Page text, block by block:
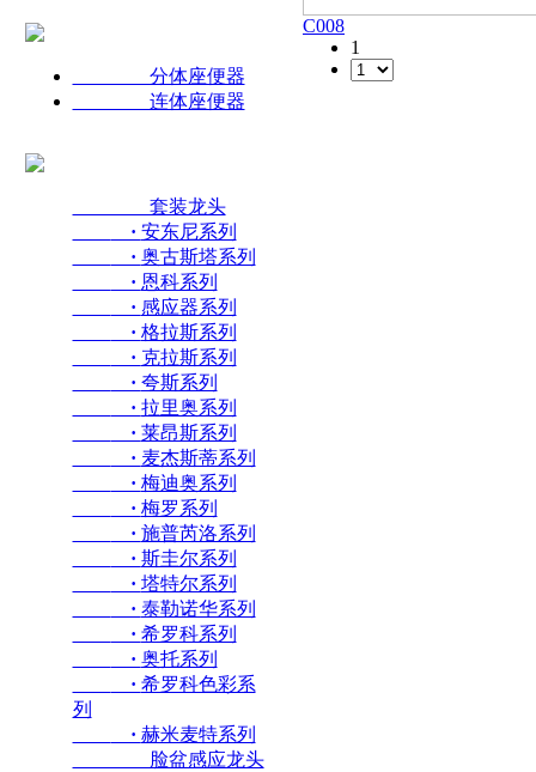
分体座便器
连体座便器
套装龙头
· 安东尼系列
· 奥古斯塔系列
· 恩科系列
· 感应器系列
· 格拉斯系列
· 克拉斯系列
· 夸斯系列
· 拉里奥系列
· 莱昂斯系列
· 麦杰斯蒂系列
· 梅迪奥系列
· 梅罗系列
· 施普芮洛系列
· 斯圭尔系列
· 塔特尔系列
· 泰勒诺华系列
· 希罗科系列
· 奥托系列
· 希罗科色彩系
列
· 赫米麦特系列
脸盆感应龙头
C008
1